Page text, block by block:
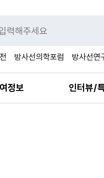
방사선의학포럼 방사선연
정보 인터뷰/